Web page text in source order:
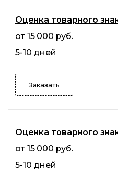
Оценка товарного
от 15 000 руб.
5-10 дней
Заказать
Оценка товарного
от 15 000 руб.
5-10 дней